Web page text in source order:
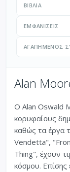
ΒΙΒΛΊΑ
ΕΜΦΑΝΊΣΕΙΣ
ΑΓΑΠΗΜΈΝΟΣ
Alan
O Alan Oswald
κορυφαίους
καθώς τα έργα
Vendetta",
Thing", έχουν
κόσμου.